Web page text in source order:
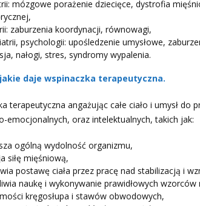
mózgowe porażenie dziecięce, dystrofia
zaburzenia koordynacji, równowagi,
psychologii: upośledzenie umysłowe,
nałogi, stres, syndromy wypalenia.
daje wspinaczka terapeutyczna.
terapeutyczna angażując całe ciało i umysł
emocjonalnych, oraz intelektualnych, takich jak:
ogólną wydolność organizmu,
siłę mięśniową,
postawę ciała przez pracę nad stabilizacją i
naukę i wykonywanie prawidłowych
kręgosłupa i stawów obwodowych,